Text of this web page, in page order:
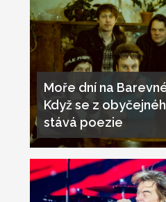
Moře dní na
Když se z
stává poezie